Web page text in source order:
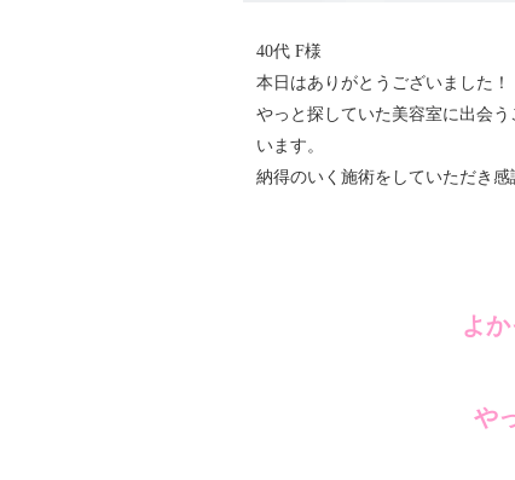
40代 F様
本日はありがとうございました！
やっと探していた美容室に出会
います。
納得のいく施術をしていただき感
よ
や